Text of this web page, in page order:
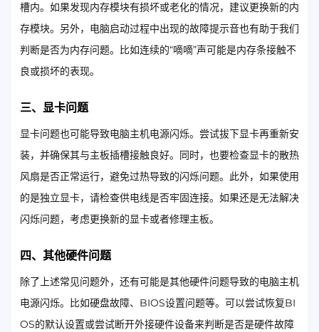
槽内。如果发现内存模块有损坏或老化的情况，建议更换新的内
存模块。另外，电脑启动过程中出现的故障提示音也有助于我们
判断是否为内存问题。比如连续的“嘀嘀”声可能是内存条接触不
良或损坏的表现。
三、显卡问题
显卡问题也可能导致电脑主机电源闪烁。尝试拔下显卡再重新安
装，并确保其与主板插槽接触良好。同时，也要检查显卡的散热
风扇是否正常运行，避免过热导致的闪烁问题。此外，如果使用
的是独立显卡，请检查供电线是否牢固连接。如果还是无法解决
闪烁问题，考虑更换新的显卡或者修理主板。
四、其他硬件问题
除了上述常见问题外，还有可能是其他硬件问题导致的电脑主机
电源闪烁。比如硬盘故障、BIOS设置问题等。可以尝试恢复BI
OS的默认设置或尝试断开外接硬件设备来判断是否是硬件故障